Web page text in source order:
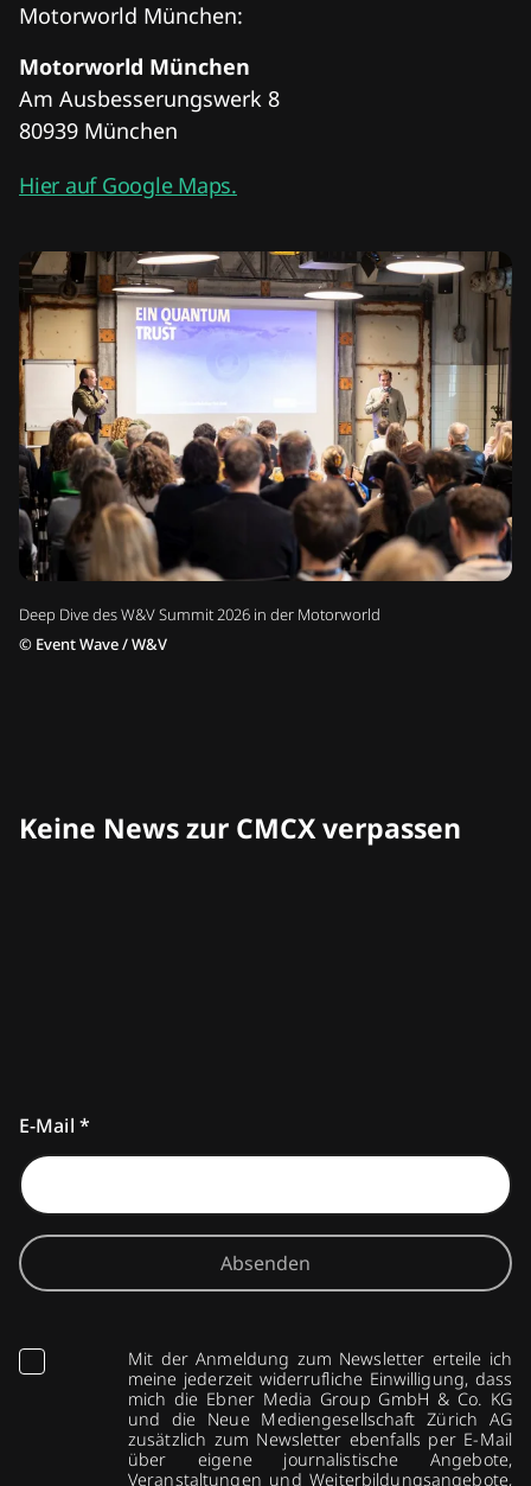
Deep Dive des W&V Summit 2026 in der Motorworld
© Event Wave / W&V
Motorworld München:
Motorworld München
Am Ausbesserungswerk 8
80939 München
Hier auf Google Maps.
Keine News zur CMCX verpassen
E-Mail *
Absenden
Mit der Anmeldung zum Newsletter erteile ich
meine jederzeit widerrufliche Einwilligung, dass
mich die Ebner Media Group GmbH & Co. KG
und die Neue Mediengesellschaft Zürich AG
zusätzlich zum Newsletter ebenfalls per E-Mail
über eigene journalistische Angebote,
Veranstaltungen und Weiterbildungsangebote,